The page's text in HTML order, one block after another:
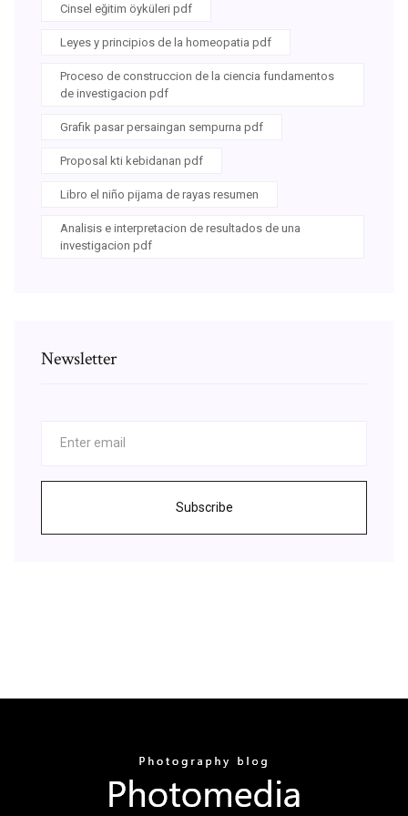
Cinsel eğitim öyküleri pdf
Leyes y principios de la homeopatia pdf
Proceso de construccion de la ciencia fundamentos
de investigacion pdf
Grafik pasar persaingan sempurna pdf
Proposal kti kebidanan pdf
Libro el niño pijama de rayas resumen
Analisis e interpretacion de resultados de una
investigacion pdf
Newsletter
Subscribe